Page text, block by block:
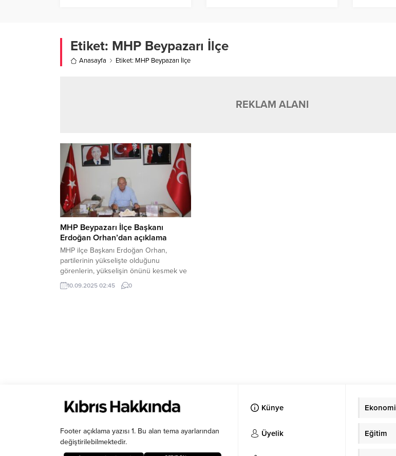
Etiket: MHP Beypazarı İlçe
Anasayfa Etiket: MHP Beypazarı İlçe
REKLAM ALANI
MHP Beypazarı İlçe Başkanı
Erdoğan Orhan’dan açıklama
MHP ilçe Başkanı Erdoğan Orhan,
partilerinin yükselişte olduğunu
görenlerin, yükselişin önünü kesmek ve
karalamak üzere oyun peşinde
olduklarını bildirdi.
10.09.2025 02:45 0
Footer açıklama yazısı 1. Bu alan tema ayarlarından
değiştirilebilmektedir.
Künye
Üyelik
Ekonomi
Eğitim